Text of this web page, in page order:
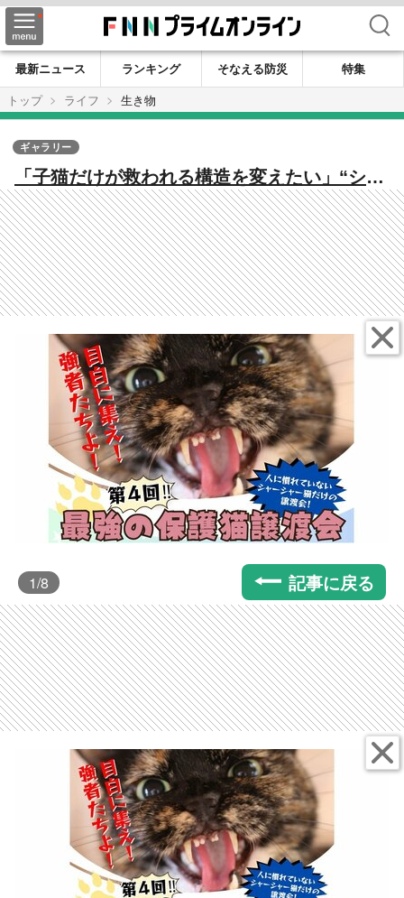
検索
最新ニュース ランキング そなえる防災
特集
トップ
ライフ 生き物
「子猫だけが救われる構造を変えたい」“シャ
ーシャー猫”を集めた譲渡会を開く理由を主催
の「ねこかつ」に聞いた
ギャラリー
1/8 記事に戻る